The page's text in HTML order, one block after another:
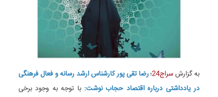
به گزارشسراج24 ؛رضا تقی پور کارشناس ارشد رسانه و فعال فرهنگی
در یادداشتی درباره اقتصاد حجاب نوشت: با توجه به وجود برخی